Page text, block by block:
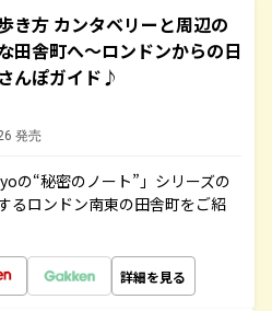
き方 カンタベリーと周辺の
田舎町へ～ロンドンからの日
んぽガイド♪
発売
の“秘密のノート”」シリーズの
るロンドン南東の田舎町をご紹
詳細を見る